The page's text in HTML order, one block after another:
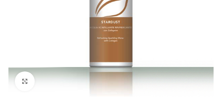
Clicca per ingrandire